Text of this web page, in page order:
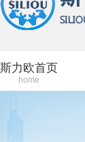
斯力欧首页
home